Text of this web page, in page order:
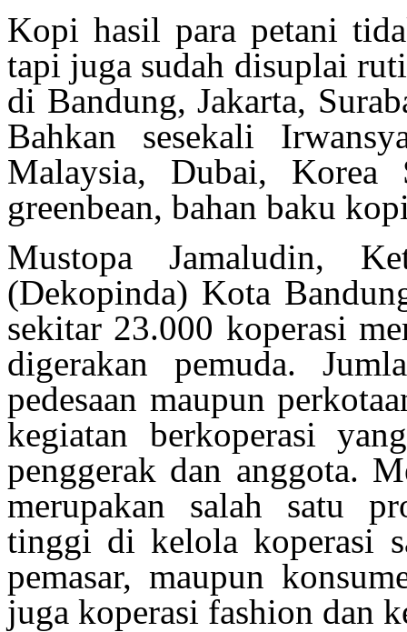
Kopi hasil para petani
tapi juga sudah disuplai
di Bandung, Jakarta,
Bahkan sesekali
Malaysia, Dubai, Korea
greenbean, bahan baku
Mustopa Jamaludin,
(Dekopinda) Kota
sekitar 23.000 koperasi
digerakan pemuda.
pedesaan maupun
kegiatan berkoperasi
penggerak dan anggota.
merupakan salah satu
tinggi di kelola koperasi
pemasar, maupun
juga koperasi fashion